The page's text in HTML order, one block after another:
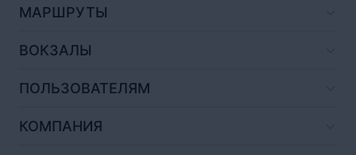
МАРШРУТЫ
ВОКЗАЛЫ
ПОЛЬЗОВАТЕЛЯМ
КОМПАНИЯ